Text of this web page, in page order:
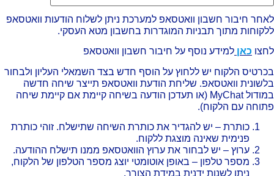
חיבור חשבון וואטסאפ למערכת ניתן לשלוח הודעות וואטסאפ
מתוך תבניות המוגדרות בחשבון מטא העסקי.
כאןלמידע נוסף על חיבור חשבון וואטסאפ
הלקוח יש ללחוץ על הוסף חדש בצד השמאלי העליון ולבחור
וואטסאפ. שליחת הודעת וואטסאפ תייצר שיחה חדשה
במודול MyChat (או תעדכן הודעה בשיחה קיימת אם קיימת שיחה
עם הלקוח).
כותרת – יש להגדיר את כותרת השיחה שתישלח. זוהי כותרת
פנימית שאינה מוצגת ללקוח.
ערוץ – יש לבחור את ערוץ הוואטסאפ ממנו תישלח ההודעה.
מספר טלפון – באופן אוטומטי יוצג מספר הטלפון של הלקוח,
ניתן לשנות ידנית במידת הצורך.